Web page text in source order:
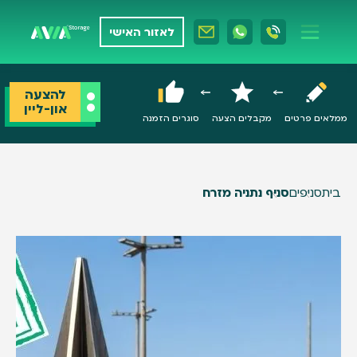
לאזור האישי
ממלאים פרטים מקבלים הצעה סוגרים הזמנה
להצעה
און-ליין
ביתסניפיםסניף נתניה מזרח